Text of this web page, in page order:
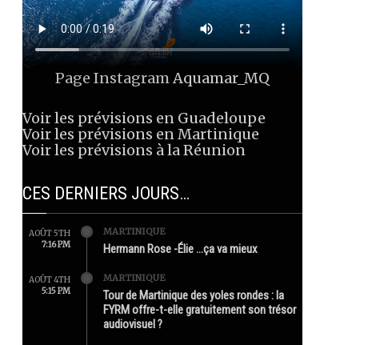
Page InstagramAquamar_MQ
Voir les prévisions en Guadeloupe
Voir les prévisions en Martinique
Voir les prévisions à la Réunion
CES DERNIERS JOURS…
AOÛT 5TH
7:16 PM
MARTINIQUE
Hermann Rose -Élie …ça va mieux
AOÛT 4TH
5:15 PM
MARTINIQUE
Tour de Martinique des yoles rondes : la
FYRM offre-t-elle gratuitement son trésor
audiovisuel ?